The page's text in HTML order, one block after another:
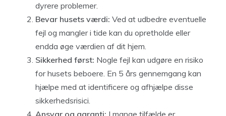
dyrere problemer.
Bevar husets værdi: Ved at udbedre eventuelle
fejl og mangler i tide kan du opretholde eller
endda øge værdien af dit hjem.
Sikkerhed først: Nogle fejl kan udgøre en risiko
for husets beboere. En 5 års gennemgang kan
hjælpe med at identificere og afhjælpe disse
sikkerhedsrisici.
Ansvar og garanti: I mange tilfælde er